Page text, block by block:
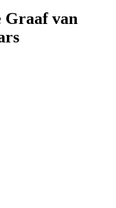
Graaf van